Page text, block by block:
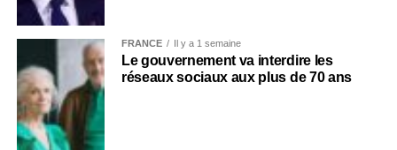
FRANCE Il y a 1 semaine
Le gouvernement va interdire les
réseaux sociaux aux plus de 70 ans